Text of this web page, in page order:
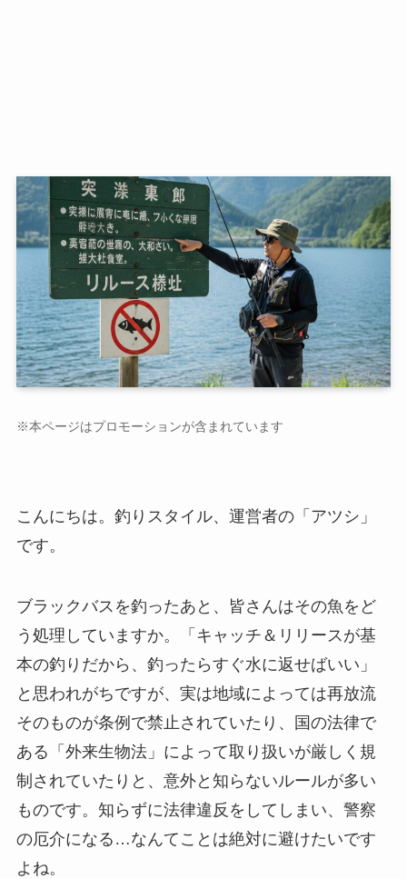
※本ページはプロモーションが含まれています
こんにちは。釣りスタイル、運営者の「アツシ」
です。
ブラックバスを釣ったあと、皆さんはその魚をど
う処理していますか。「キャッチ＆リリースが基
本の釣りだから、釣ったらすぐ水に返せばいい」
と思われがちですが、実は地域によっては再放流
そのものが条例で禁止されていたり、国の法律で
ある「外来生物法」によって取り扱いが厳しく規
制されていたりと、意外と知らないルールが多い
ものです。知らずに法律違反をしてしまい、警察
の厄介になる…なんてことは絶対に避けたいです
よね。